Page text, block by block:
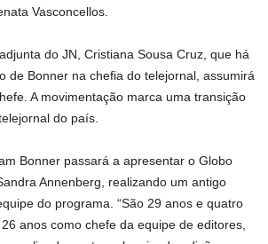
Vasconcellos.
do JN, Cristiana Sousa Cruz, que há
de Bonner na chefia do telejornal, assumirá
A movimentação marca uma transição
do país.
Bonner passará a apresentar o Globo
Annenberg, realizando um antigo
do programa. “São 29 anos e quatro
anos como chefe da equipe de editores,